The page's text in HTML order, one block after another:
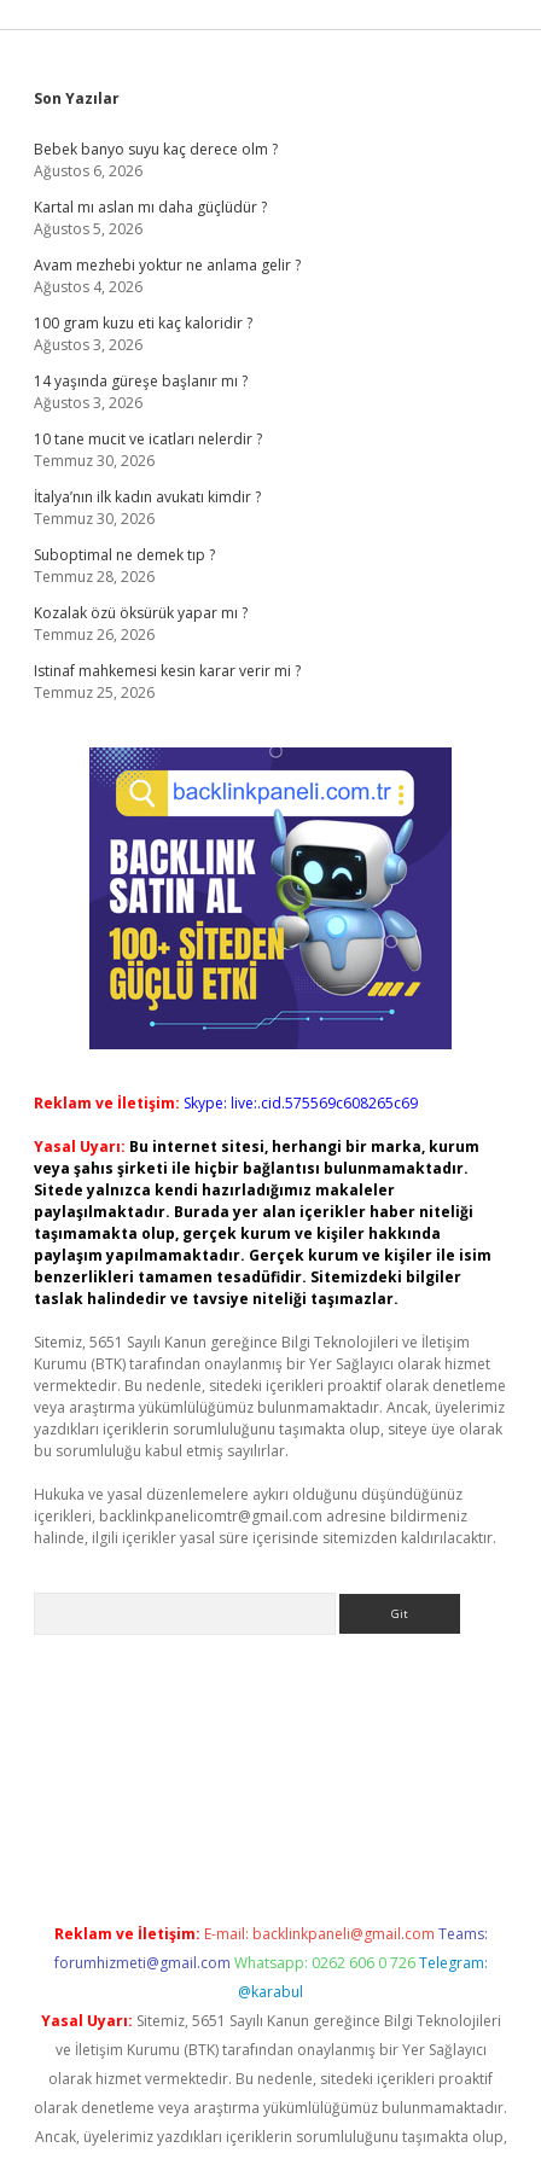
Sidebar
Son Yazılar
Bebek banyo suyu kaç derece olm ?
Ağustos 6, 2026
Kartal mı aslan mı daha güçlüdür ?
Ağustos 5, 2026
Avam mezhebi yoktur ne anlama gelir ?
Ağustos 4, 2026
100 gram kuzu eti kaç kaloridir ?
Ağustos 3, 2026
14 yaşında güreşe başlanır mı ?
Ağustos 3, 2026
10 tane mucit ve icatları nelerdir ?
Temmuz 30, 2026
İtalya’nın ilk kadın avukatı kimdir ?
Temmuz 30, 2026
Suboptimal ne demek tıp ?
Temmuz 28, 2026
Kozalak özü öksürük yapar mı ?
Temmuz 26, 2026
Istinaf mahkemesi kesin karar verir mi ?
Temmuz 25, 2026
Reklam ve İletişim: Skype: live:.cid.575569c608265c69
Yasal Uyarı: Bu internet sitesi, herhangi bir marka, kurum
veya şahıs şirketi ile hiçbir bağlantısı bulunmamaktadır.
Sitede yalnızca kendi hazırladığımız makaleler
paylaşılmaktadır. Burada yer alan içerikler haber niteliği
taşımamakta olup, gerçek kurum ve kişiler hakkında
paylaşım yapılmamaktadır. Gerçek kurum ve kişiler ile isim
benzerlikleri tamamen tesadüfidir. Sitemizdeki bilgiler
taslak halindedir ve tavsiye niteliği taşımazlar.
Sitemiz, 5651 Sayılı Kanun gereğince Bilgi Teknolojileri ve İletişim
Kurumu (BTK) tarafından onaylanmış bir Yer Sağlayıcı olarak hizmet
vermektedir. Bu nedenle, sitedeki içerikleri proaktif olarak denetleme
veya araştırma yükümlülüğümüz bulunmamaktadır. Ancak, üyelerimiz
yazdıkları içeriklerin sorumluluğunu taşımakta olup, siteye üye olarak
bu sorumluluğu kabul etmiş sayılırlar.
Hukuka ve yasal düzenlemelere aykırı olduğunu düşündüğünüz
içerikleri, backlinkpanelicomtr@gmail.com adresine bildirmeniz
halinde, ilgili içerikler yasal süre içerisinde sitemizden kaldırılacaktır.
Reklam ve İletişim: E-mail: backlinkpaneli@gmail.com Teams:
forumhizmeti@gmail.com Whatsapp: 0262 606 0 726 Telegram:
@karabul
Yasal Uyarı: Sitemiz, 5651 Sayılı Kanun gereğince Bilgi Teknolojileri
ve İletişim Kurumu (BTK) tarafından onaylanmış bir Yer Sağlayıcı
olarak hizmet vermektedir. Bu nedenle, sitedeki içerikleri proaktif
olarak denetleme veya araştırma yükümlülüğümüz bulunmamaktadır.
Ancak, üyelerimiz yazdıkları içeriklerin sorumluluğunu taşımakta olup,